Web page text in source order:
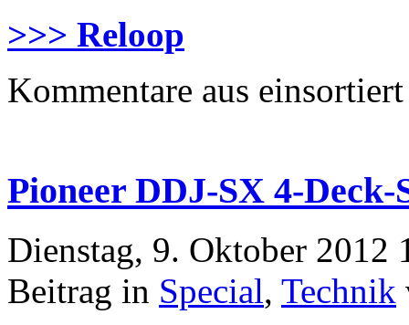
>>> Reloop
Kommentare aus
Pioneer DDJ-SX 4-
Dienstag, 9. Oktober 2012
Beitrag in Special, Technik